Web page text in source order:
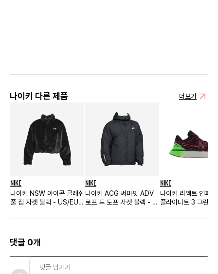
나이키 다른 제품 더보기
NIKE
나이키 NSW 아이콘 클래쉬
풀 집 자켓 블랙 - US/EU
NIKE
나이키 ACG 써마핏 ADV
로프 드 도프 자켓 블랙 - 아
NIKE
나이키 리액트 인피
플라이니트 3 그린 스
댓글 0개